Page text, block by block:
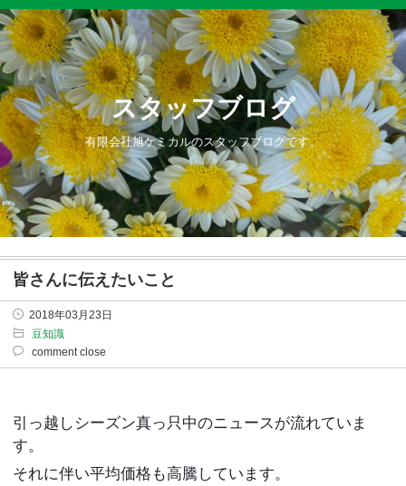
スタッフブログ
有限会社旭ケミカルのスタッフブログです。
皆さんに伝えたいこと
2018年03月23日
豆知識
comment close
引っ越しシーズン真っ只中のニュースが流れていま
す。
それに伴い平均価格も高騰しています。